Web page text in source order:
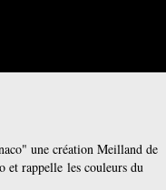
une création Meilland de
et rappelle les couleurs du